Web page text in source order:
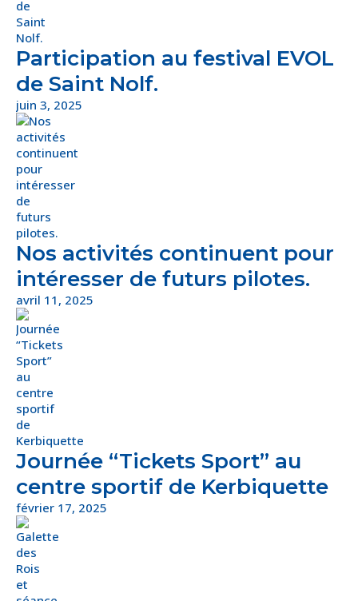
Participation au festival EVOL
de Saint Nolf.
juin 3, 2025
Nos activités continuent pour
intéresser de futurs pilotes.
avril 11, 2025
Journée “Tickets Sport” au
centre sportif de Kerbiquette
février 17, 2025